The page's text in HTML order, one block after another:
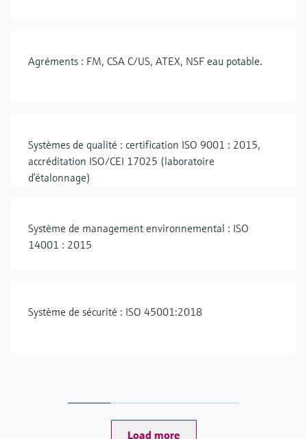
Agréments : FM, CSA C/US, ATEX, NSF eau potable.
Systèmes de qualité : certification ISO 9001 : 2015,
accréditation ISO/CEI 17025 (laboratoire
d’étalonnage)
Système de management environnemental : ISO
14001 : 2015
Système de sécurité : ISO 45001:2018
Load more